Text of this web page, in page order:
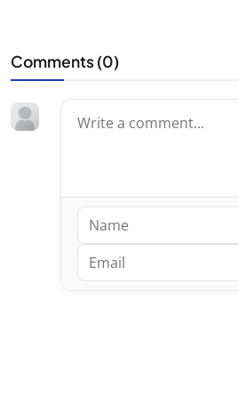
Comments (0)